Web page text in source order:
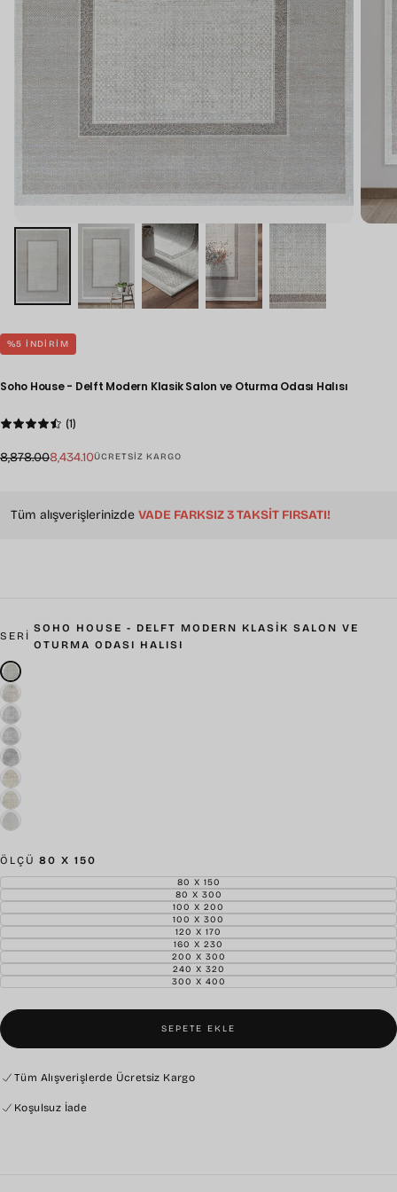
%5 INDIRIM
Soho House - Delft Modern Klasik Salon ve Oturma Odası Halısı
(1)
Normal
8,878.00İndirimli
8,434.10ÜCRETSİZ KARGO
Tüm alışverişlerinizde VADE FARKSIZ 3 TAKSİT FIRSATI!
SERI
SOHO HOUSE - DELFT MODERN KLASIK SALON VE
OTURMA ODASI HALISI
ÖLÇÜ 80 X 150
80 X 150
VARYANT
TÜKENDI
VEYA
MEVCUT
DEĞIL
80 X 300
VARYANT
TÜKENDI
VEYA
MEVCUT
DEĞIL
100 X 200
VARYANT
TÜKENDI
VEYA
MEVCUT
DEĞIL
100 X 300
VARYANT
TÜKENDI
VEYA
MEVCUT
DEĞIL
120 X 170
VARYANT
TÜKENDI
VEYA
MEVCUT
DEĞIL
160 X 230
VARYANT
TÜKENDI
VEYA
MEVCUT
DEĞIL
200 X 300
VARYANT
TÜKENDI
VEYA
MEVCUT
240 X 320
VARYANT
TÜKENDI
VEYA
DEĞIL
300 X 400
VARYANT
MEVCUT
SEPETE EKLE
Tüm Alışverişlerde Ücretsiz Kargo
Koşulsuz İade